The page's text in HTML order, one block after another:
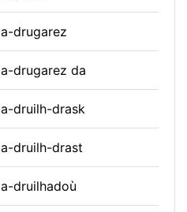
a-drugarez
a-drugarez da
a-druilh-drask
a-druilh-drast
a-druilhadoù